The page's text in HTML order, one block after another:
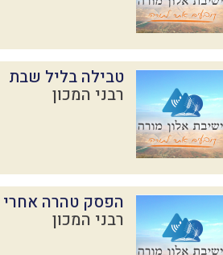
טבילה בליל שבת
רבני המכון
הפסק טהרה
רבני המכון